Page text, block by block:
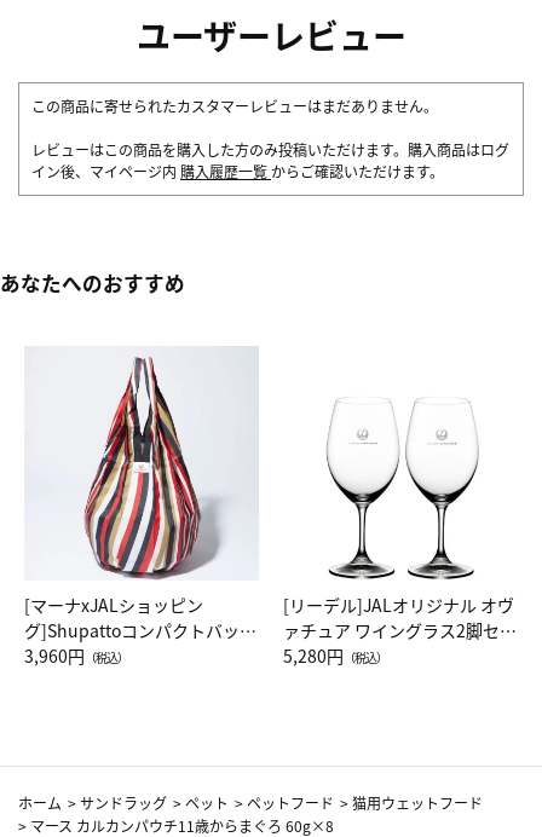
ユーザーレビュー
この商品に寄せられたカスタマーレビューはまだありません。
レビューはこの商品を購入した方のみ投稿いただけます。購入商品はログ
イン後、マイページ内 購入履歴一覧 からご確認いただけます。
あなたへのおすすめ
[マーナxJALショッピン
グ]Shupattoコンパクトバッグ
Drop JAL客室乗務員（LC）ス
3,960円 （税込）
[リーデル]JALオリジナル オヴ
ァチュア ワイングラス2脚セッ
ト（レッドワイン）
5,280円 （税込）
ホーム >サンドラッグ >ペット >ペットフード >猫用ウェットフード
> マース カルカンパウチ11歳からまぐろ 60g×8